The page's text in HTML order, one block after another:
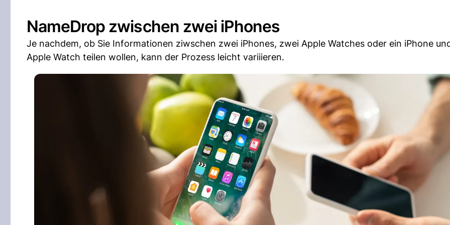
NameDrop zwischen zwei iPhones
Je nachdem, ob Sie Informationen ziwschen zwei iPhones, zwei Apple Watches oder ein iPhone
Apple Watch teilen wollen, kann der Prozess leicht variiieren.